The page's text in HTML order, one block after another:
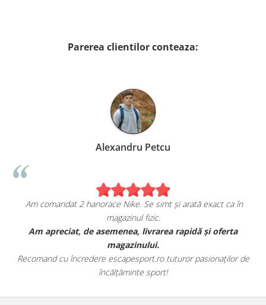
Parerea clientilor conteaza:
Alexandru Petcu
comandat 2 hanorace Nike. Se simt și arată exact ca în
magazinul fizic.
apreciat, de asemenea, livrarea rapidă și oferta
magazinului.
cu încredere escapesport.ro tuturor pasionaților de
încălțăminte sport!
Am